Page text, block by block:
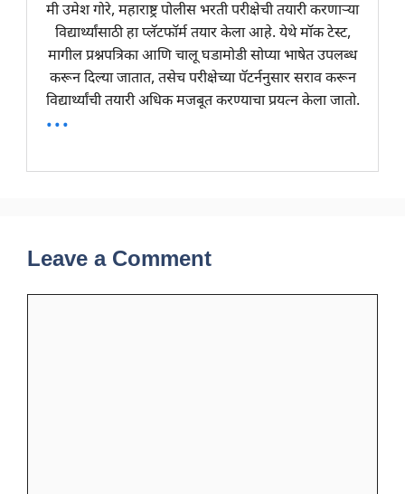
मी उमेश गोरे, महाराष्ट्र पोलीस भरती परीक्षेची तयारी करणाऱ्या
विद्यार्थ्यांसाठी हा प्लॅटफॉर्म तयार केला आहे. येथे मॉक टेस्ट,
मागील प्रश्नपत्रिका आणि चालू घडामोडी सोप्या भाषेत उपलब्ध
करून दिल्या जातात, तसेच परीक्षेच्या पॅटर्ननुसार सराव करून
विद्यार्थ्यांची तयारी अधिक मजबूत करण्याचा प्रयत्न केला जातो.
...
Leave a Comment